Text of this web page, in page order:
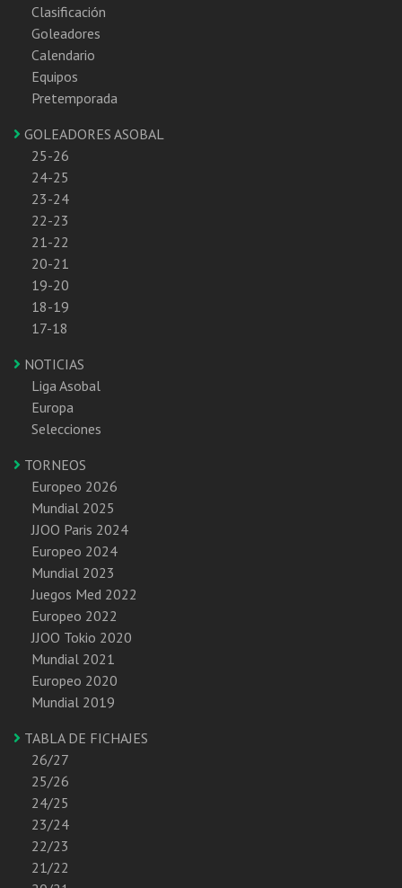
Clasificación
Goleadores
Calendario
Equipos
Pretemporada
GOLEADORES ASOBAL
25-26
24-25
23-24
22-23
21-22
20-21
19-20
18-19
17-18
NOTICIAS
Liga Asobal
Europa
Selecciones
TORNEOS
Europeo 2026
Mundial 2025
JJOO Paris 2024
Europeo 2024
Mundial 2023
Juegos Med 2022
Europeo 2022
JJOO Tokio 2020
Mundial 2021
Europeo 2020
Mundial 2019
TABLA DE FICHAJES
26/27
25/26
24/25
23/24
22/23
21/22